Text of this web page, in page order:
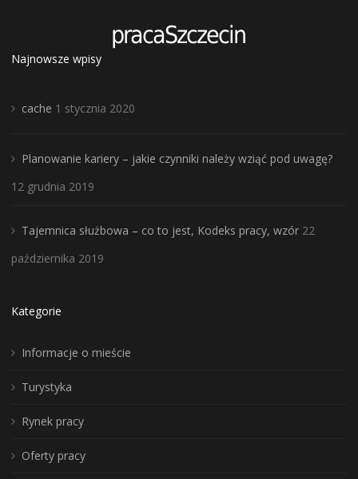
Najnowsze wpisy
cache 1 stycznia 2020
Planowanie kariery – jakie czynniki należy wziąć pod uwagę?
12 grudnia 2019
Tajemnica służbowa – co to jest, Kodeks pracy, wzór 22
października 2019
Kategorie
Informacje o mieście
Turystyka
Rynek pracy
Oferty pracy